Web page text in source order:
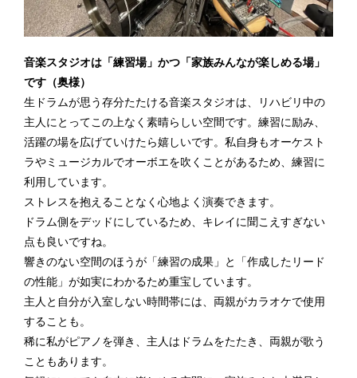
音楽スタジオは「練習場」かつ「家族みんなが楽しめる場」
です（奥様）
生ドラムが思う存分たたける音楽スタジオは、リハビリ中の
主人にとってこの上なく素晴らしい空間です。練習に励み、
活躍の場を広げていけたら嬉しいです。私自身もオーケスト
ラやミュージカルでオーボエを吹くことがあるため、練習に
利用しています。
ストレスを抱えることなく心地よく演奏できます。
ドラム側をデッドにしているため、キレイに聞こえすぎない
点も良いですね。
響きのない空間のほうが「練習の成果」と「作成したリード
の性能」が如実にわかるため重宝しています。
主人と自分が入室しない時間帯には、両親がカラオケで使用
することも。
稀に私がピアノを弾き、主人はドラムをたたき、両親が歌う
こともあります。